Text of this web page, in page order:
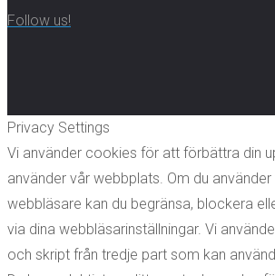
Follow us!
Privacy Settings
Vi använder cookies för att förbättra din
använder vår webbplats. Om du
webbläsare kan du begränsa, blockera
via dina webbläsarinställningar. Vi
och skript från tredje part som kan